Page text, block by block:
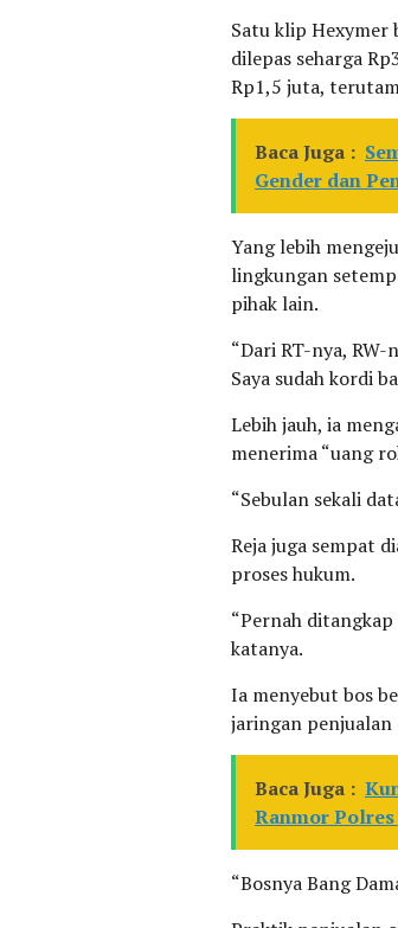
Satu klip Hexymer
dilepas seharga
Rp1,5 juta,
Baca Juga :
Gender dan
Yang lebih
lingkungan
pihak lain.
“Dari RT-nya,
Saya sudah kordi
Lebih jauh, ia
menerima “uang
“Sebulan sekali
Reja juga sempat
proses hukum.
“Pernah
katanya.
Ia menyebut bos
jaringan penjualan
Baca Juga :
Ranmor
“Bosnya Bang